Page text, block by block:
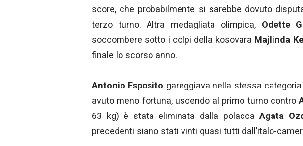
score, che probabilmente si sarebbe dovuto
terzo turno. Altra medagliata olimpica,Odette
soccombere sotto i colpi della kosovara Majlinda
finale lo scorso anno.
Antonio Esposito gareggiava nella stessa
avuto meno fortuna, uscendo al primo turno contro
63 kg) è stata eliminata dalla polaccaAgata
precedenti siano stati vinti quasi tutti dall’italo-